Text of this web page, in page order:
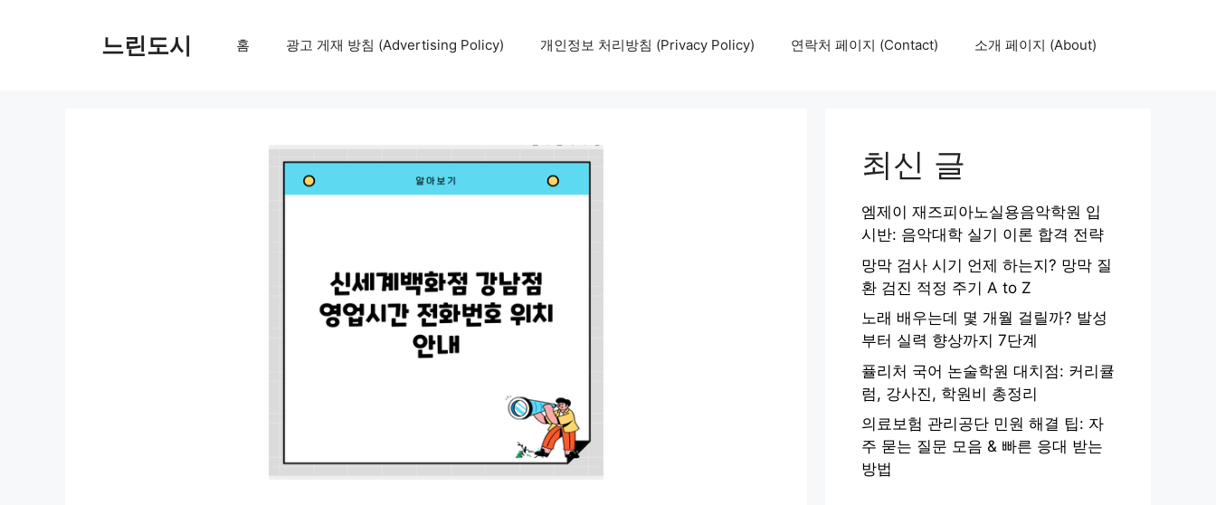
느린도시 홈 광고 게재 방침 (Advertising Policy) 개인정보 처리방침 (Privacy Policy) 연락처 페이지 (Contact) 소개 페이지 (About)
최신 글
엠제이 재즈피아노실용음악학원 입
시반: 음악대학 실기 이론 합격 전략
망막 검사 시기 언제 하는지? 망막 질
환 검진 적정 주기 A to Z
노래 배우는데 몇 개월 걸릴까? 발성
부터 실력 향상까지 7단계
퓰리처 국어 논술학원 대치점: 커리큘
럼, 강사진, 학원비 총정리
의료보험 관리공단 민원 해결 팁: 자
주 묻는 질문 모음 & 빠른 응대 받는
방법